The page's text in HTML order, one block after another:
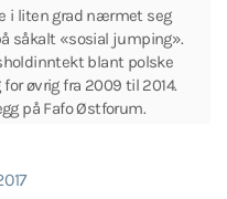
i liten grad nærmet seg
såkalt «sosial jumping».
blant polske
øvrig fra 2009 til 2014.
på Fafo Østforum.